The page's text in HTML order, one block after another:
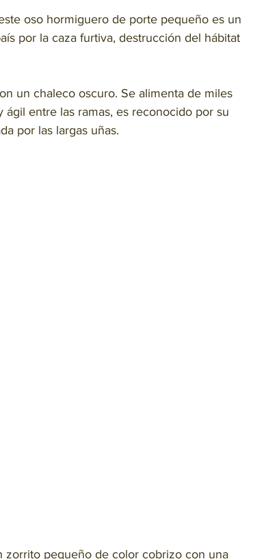
oso hormiguero de porte pequeño es un
por la caza furtiva, destrucción del hábitat
un chaleco oscuro. Se alimenta de miles
entre las ramas, es reconocido por su
por las largas uñas.
zorrito pequeño de color cobrizo con una